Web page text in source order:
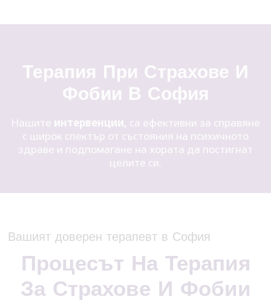
Терапия При Страхове И
Фобии В София
Нашите интервенции, са ефективни за справяне
с широк спектър от състояния на психичното
здраве и подпомагане на хората да постигнат
целите си.
Вашият доверен терапевт в София
Процесът На Терапия
За Страхове И Фобии